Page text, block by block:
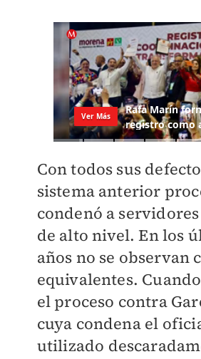
Con todos sus
sistema anterior
condenó a
de alto nivel. En los
años no se observan
equivalentes.
el proceso contra
cuya condena el
utilizado